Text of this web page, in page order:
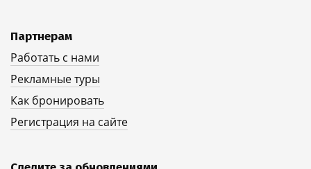
Партнерам
Работать с нами
Рекламные туры
Как бронировать
Регистрация на сайте